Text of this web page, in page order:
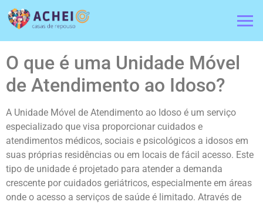
O que é uma Unidade Móvel
de Atendimento ao Idoso?
A Unidade Móvel de Atendimento ao Idoso é um serviço
especializado que visa proporcionar cuidados e
atendimentos médicos, sociais e psicológicos a idosos em
suas próprias residências ou em locais de fácil acesso. Este
tipo de unidade é projetado para atender a demanda
crescente por cuidados geriátricos, especialmente em áreas
onde o acesso a serviços de saúde é limitado. Através de